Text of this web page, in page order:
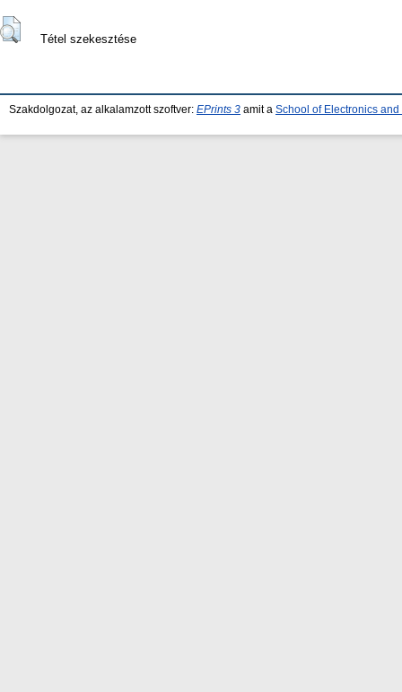
Tétel szekesztése
Szakdolgozat, az alkalamzott szoftver: EPrints 3 amit a School of Electronics